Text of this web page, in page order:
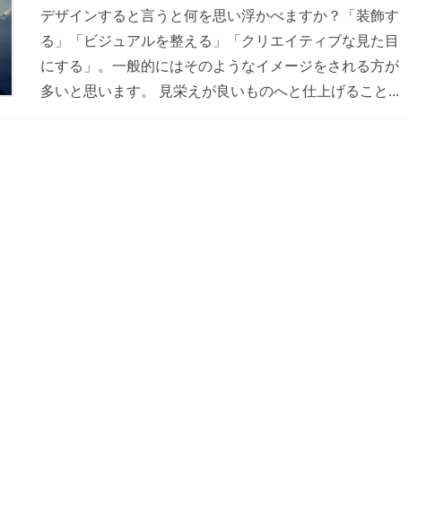
デザインすると言うと何を思い浮かべますか？「装飾す
る」「ビジュアルを整える」「クリエイティブな見た目
にする」。一般的にはそのようなイメージをされる方が
多いと思います。 見栄えが良いものへと仕上げること...